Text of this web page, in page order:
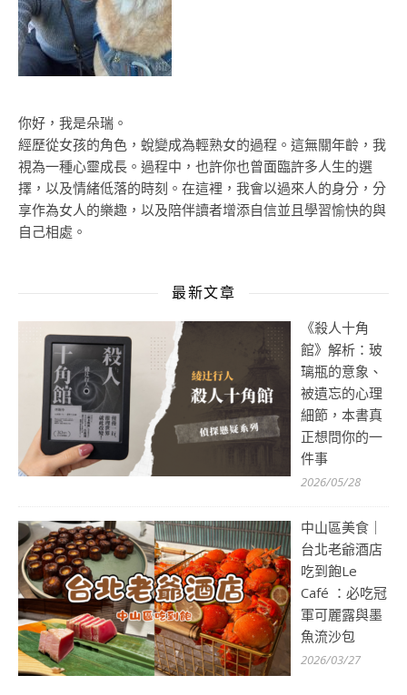
你好，我是朵瑞。
經歷從女孩的角色，蛻變成為輕熟女的過程。這無關年齡，我
視為一種心靈成長。過程中，也許你也曾面臨許多人生的選
擇，以及情緒低落的時刻。在這裡，我會以過來人的身分，分
享作為女人的樂趣，以及陪伴讀者增添自信並且學習愉快的與
自己相處。
最新文章
《殺人十角
館》解析：玻
璃瓶的意象、
被遺忘的心理
細節，本書真
正想問你的一
件事
2026/05/28
中山區美食｜
台北老爺酒店
吃到飽Le
Café ：必吃冠
軍可麗露與墨
魚流沙包
2026/03/27